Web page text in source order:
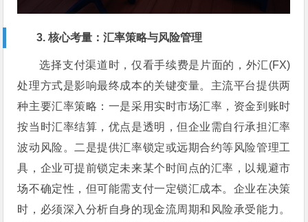
3. 核心考量：汇率策略与风险管理
选择支付渠道时，仅看手续费是片面的，外汇(FX)
处理方式是影响最终成本的关键变量。主流平台提供两
种主要汇率策略：一是采用实时市场汇率，资金到账时
按当时汇率结算，优点是透明，但企业需自行承担汇率
波动风险。二是提供汇率锁定或远期合约等风险管理工
具，企业可提前锁定未来某个时间点的汇率，以规避市
场不确定性，但可能需支付一定锁汇成本。企业在决策
时，必须深入分析自身的现金流周期和风险承受能力。